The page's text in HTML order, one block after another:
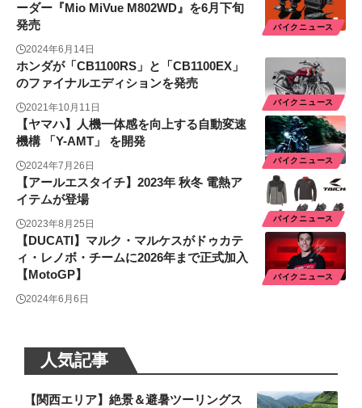
バイクニュース
ーダー『Mio MiVue M802WD』を6月下旬
発売
2024年6月14日
バイクニュース
ホンダが「CB1100RS」と「CB1100EX」
のファイナルエディションを発売
2021年10月11日
バイクニュース
【ヤマハ】人機一体感を向上する自動変速
機構 「Y-AMT」 を開発
2024年7月26日
バイクニュース
【アールエスタイチ】2023年 秋冬 電熱ア
イテムが登場
2023年8月25日
バイクニュース
【DUCATI】マルク・マルケスがドゥカテ
ィ・レノボ・チームに2026年まで正式加入
【MotoGP】
2024年6月6日
人気記事
【関西エリア】絶景＆避暑ツーリングス